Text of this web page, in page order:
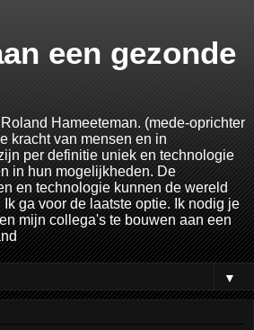
een gezonde
Hameeteman. (mede-oprichter
kracht van mensen en in
per definitie uniek en technologie
in hun mogelijkheden. De
en technologie kunnen de wereld
ga voor de laatste optie. Ik nodig je
mijn collega's te bouwen aan een
▼